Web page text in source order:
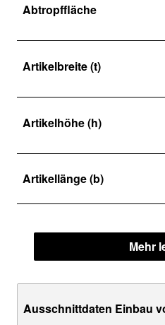
Abtropffläche
Artikelbreite (t)
Artikelhöhe (h)
Artikellänge (b)
Mehr
Ausschnittdaten Einbau